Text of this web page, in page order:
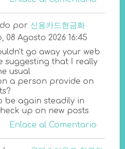
por 신용카드현금화
08 Agosto 2026 16:45
go away your web
suggesting that I really
usual
a person provide on
be again steadily in
up on new posts
Enlace al Comentario